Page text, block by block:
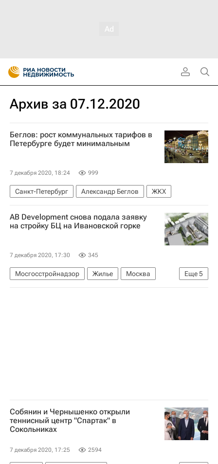
Архив за 07.12.2020
Беглов: рост коммунальных тарифов в
Петербурге будет минимальным
7 декабря 2020, 18:24 999
Санкт-Петербург Александр Беглов ЖКХ
AB Development снова подала заявку
на стройку БЦ на Ивановской горке
7 декабря 2020, 17:30 345
Еще5
Мосгосстройнадзор Жилье
Москва
Архнадзор
Строительство
Собянин и Чернышенко открыли
теннисный центр "Спартак" в
Сокольниках
7 декабря 2020, 17:25 2594